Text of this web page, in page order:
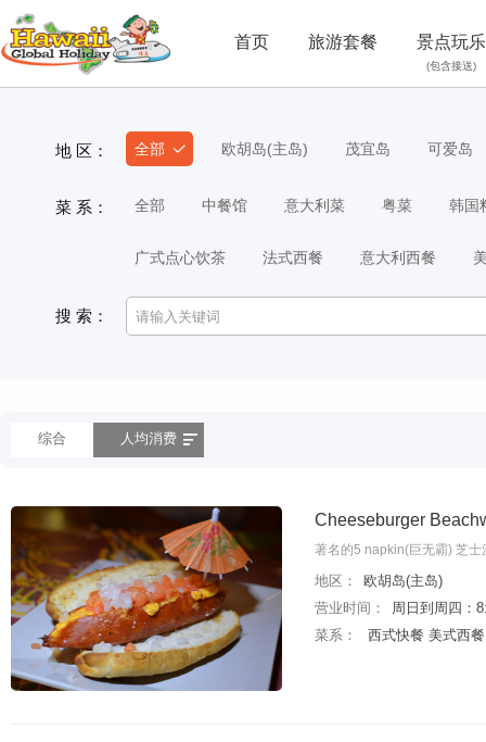
首页 旅游套餐 景点玩乐
(包含接送)
地 区： 全部 欧胡岛(主岛) 茂宜岛 可爱岛
菜 系： 全部 中餐馆 意大利菜 粤菜 韩国
广式点心饮茶 法式西餐 意大利西餐
搜 索：
综合 人均消费
Cheeseburger
著名的5 napkin(巨无霸) 芝
地区：
欧胡岛(主岛)
营业时间：
周日到周四：
菜系：
西式快餐 美式西餐